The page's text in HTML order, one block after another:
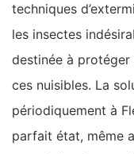
techniques
les insectes
destinée à
ces nuisibles. La
périodiquement à
parfait état, même